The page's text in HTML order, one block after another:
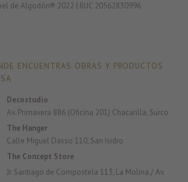
de Algodón® 2022 | RUC 20562830996
ENCUENTRAS OBRAS Y PRODUCTOS
Decostudio
Av. Primavera 886 (Oficina 201) Chacarilla, Surco
The Hanger
Calle Miguel Dasso 110, San Isidro
The Concept Store
Jr. Santiago de Compostela 113, La Molina / Av.